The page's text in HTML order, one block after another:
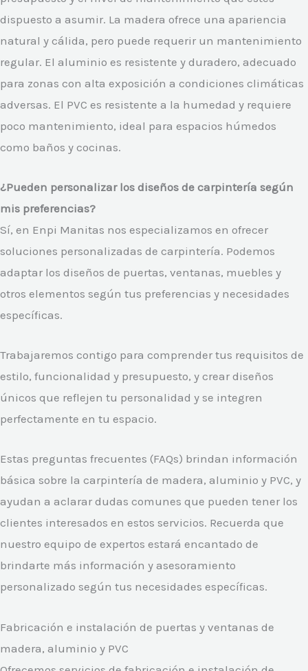
dispuesto a asumir. La madera ofrece una apariencia
natural y cálida, pero puede requerir un mantenimiento
regular. El aluminio es resistente y duradero, adecuado
para zonas con alta exposición a condiciones climáticas
adversas. El PVC es resistente a la humedad y requiere
poco mantenimiento, ideal para espacios húmedos
como baños y cocinas.
¿Pueden personalizar los diseños de carpintería según
mis preferencias?
Sí, en Enpi Manitas nos especializamos en ofrecer
soluciones personalizadas de carpintería. Podemos
adaptar los diseños de puertas, ventanas, muebles y
otros elementos según tus preferencias y necesidades
específicas.
Trabajaremos contigo para comprender tus requisitos de
estilo, funcionalidad y presupuesto, y crear diseños
únicos que reflejen tu personalidad y se integren
perfectamente en tu espacio.
Estas preguntas frecuentes (FAQs) brindan información
básica sobre la carpintería de madera, aluminio y PVC, y
ayudan a aclarar dudas comunes que pueden tener los
clientes interesados en estos servicios. Recuerda que
nuestro equipo de expertos estará encantado de
brindarte más información y asesoramiento
personalizado según tus necesidades específicas.
Fabricación e instalación de puertas y ventanas de
madera, aluminio y PVC